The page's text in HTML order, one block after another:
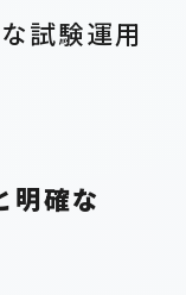
試験運用
明確な